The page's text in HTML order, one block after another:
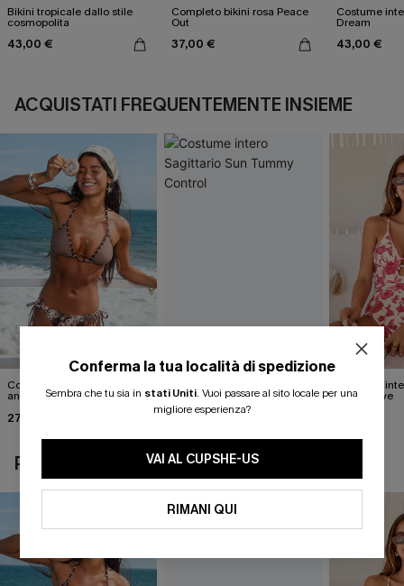
Bikini tropicale dallo stile
cosmopolita
43,00 €
Completo bikini rosa Peace
Out
37,00 €
Costume
Dream
43,00 €
ACQUISTATI FREQUENTEMENTE INSIEME
Completo bikini con stampa
animalier molto
27,00 €
Sun Tummy Control
42,00 €
Costume
of Self-Love
POTREBBE INTERESSARTI ANCHE
Conferma la tua località di spedizione
Sembra che tu sia in stati Uniti. Vuoi passare al sito locale per una
migliore esperienza?
VAI AL CUPSHE-US
RIMANI QUI